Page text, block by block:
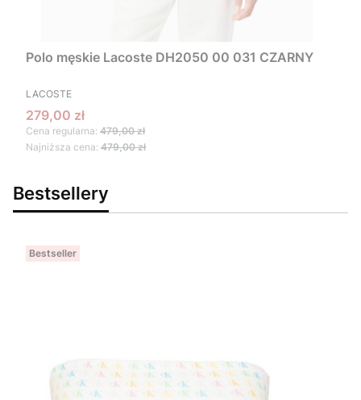
Polo męskie Lacoste DH2050 00 031 CZARNY
PRODUCENT
LACOSTE
Cena promocyjna
279,00 zł
Cena regularna: 479,00 zł
Najniższa cena: 479,00 zł
Bestsellery
Bestseller